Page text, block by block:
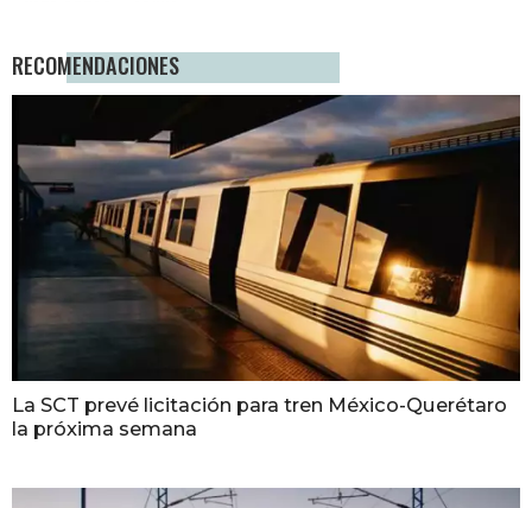
RECOMENDACIONES
La SCT prevé licitación para tren México-Querétaro
la próxima semana